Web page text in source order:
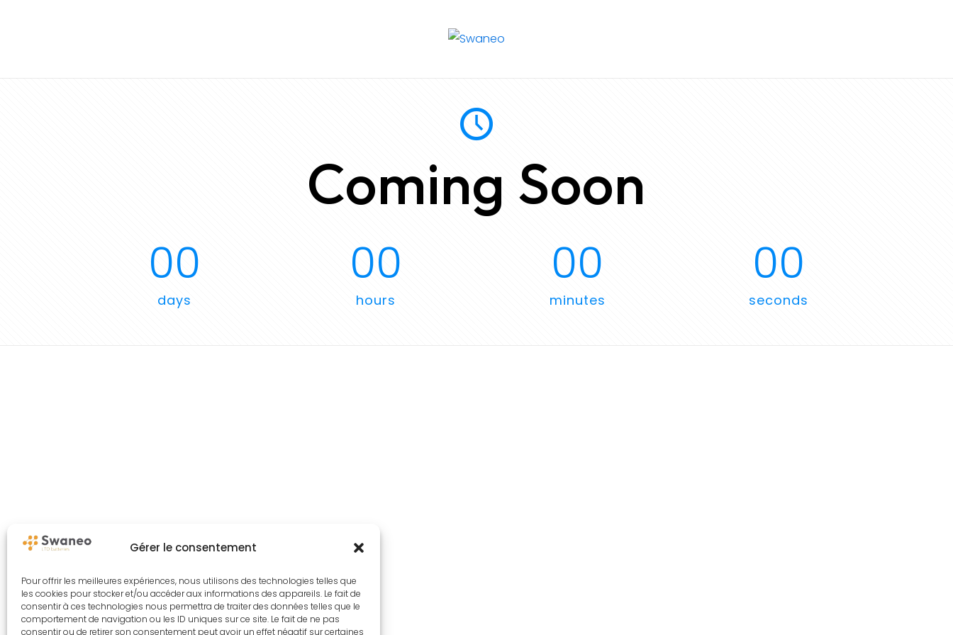
Gérer le consentement
Pour offrir les meilleures expériences, nous utilisons des technologies telles que
les cookies pour stocker et/ou accéder aux informations des appareils. Le fait de
consentir à ces technologies nous permettra de traiter des données telles que le
comportement de navigation ou les ID uniques sur ce site. Le fait de ne pas
consentir ou de retirer son consentement peut avoir un effet négatif sur certaines
Coming Soon
00
days
00
hours
00
minutes
00
seconds